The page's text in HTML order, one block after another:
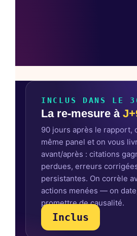
INCLUS DANS LE
La re-mesure à
90 jours après le rapport,
même panel et on vous
avant/après : citations
perdues, erreurs
persistantes. On corrèle
actions menées — on
promettre de causalité.
Inclus